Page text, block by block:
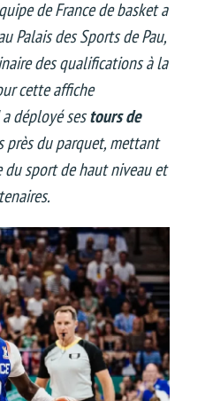
de France de basket a
Palais des Sports de Pau,
des qualifications à la
cette affiche
déployé sestours de
du parquet, mettant
du sport de haut niveau et